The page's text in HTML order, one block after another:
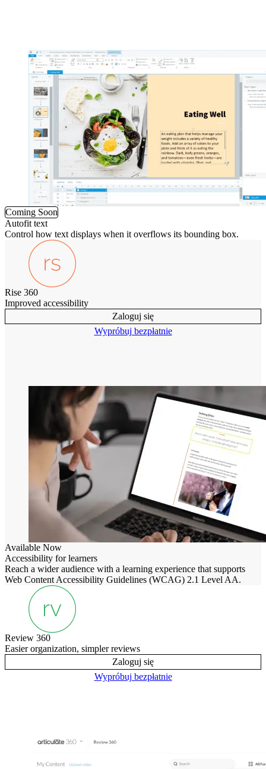
Coming Soon
Autofit text
Control how text displays when it overflows its bounding box.
Rise 360
Improved accessibility
Zaloguj się
Wypróbuj bezpłatnie
Available Now
Accessibility for learners
Reach a wider audience with a learning experience that supports
Web Content Accessibility Guidelines (WCAG) 2.1 Level AA.
Review 360
Easier organization, simpler reviews
Zaloguj się
Wypróbuj bezpłatnie